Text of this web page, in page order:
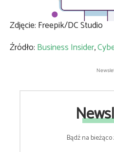
Zdjęcie: Freepik/DC Studio
Źródło: Business Insider,
Bądź na